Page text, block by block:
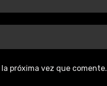
próxima vez que comente.